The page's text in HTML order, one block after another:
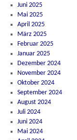
Juni 2025
Mai 2025
April 2025
März 2025
Februar 2025
Januar 2025
Dezember 2024
November 2024
Oktober 2024
September 2024
August 2024
Juli 2024
Juni 2024
Mai 2024